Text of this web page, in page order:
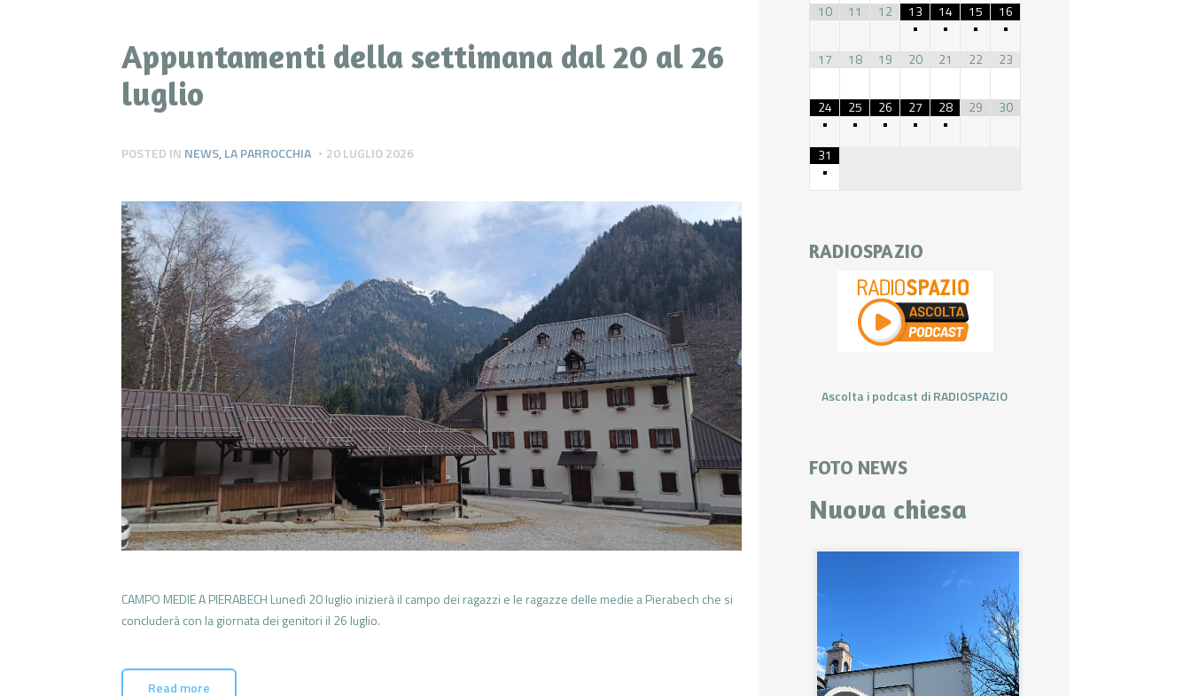
Appuntamenti della settimana dal 20 al 26
luglio
POSTED IN NEWS,LA PARROCCHIA 20 LUGLIO 2026
CAMPO MEDIE A PIERABECH Lunedì 20 luglio inizierà il campo dei ragazzi e le ragazze delle medie a Pierabech che si
concluderà con la giornata dei genitori il 26 luglio.
Read more
10 11 12
13
•
14
•
15
•
16
•
17
18 19 20 21 22 23
24
•
25
•
26
•
27
•
28
•
29 30
31
•
RADIOSPAZIO
Ascolta i podcast di RADIOSPAZIO
FOTO NEWS
Nuova chiesa